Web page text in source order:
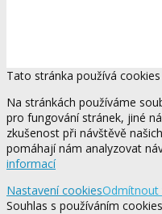
Tato stránka používá cookies
Na stránkách používáme
pro fungování stránek, jiné
zkušenost při návštěvě
pomáhají nám analyzovat
informací
Nastavení cookiesOdmítnout
Souhlas s používáním cookies